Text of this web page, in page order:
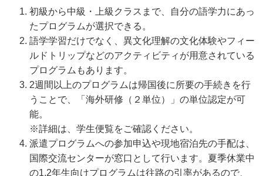
初級から中級・上級クラスまで、自分の語学力にあっ
たプログラムが選択できる。
語学学習だけでなく、異文化理解の文化体験やフィー
ルドトリップなどのアクティビティが用意されている
プログラムもあります。
2週間以上のプログラムは帰国後に所要の手続きを行
うことで、「海外研修（２単位）」の単位認定が可
能。
※詳細は、学生便覧をご確認ください。
派遣プログラムへの参加申込や現地宿泊先の手配は、
国際交流センターが窓口として行います。夏季休業中
の1,2年生向けプログラムは往路の引率があるので、